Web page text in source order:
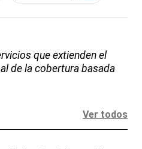
que extienden el
de la cobertura basada
Ver todos